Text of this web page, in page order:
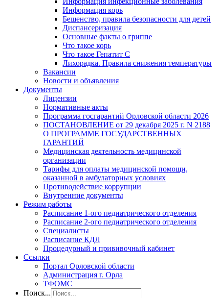
Информация корь
Бешенство, правила безопасности для детей
Диспансеризация
Основные факты о гриппе
Что такое корь
Что такое Гепатит С
Лихорадка. Правила снижения температуры
Вакансии
Новости и объявления
Документы
Лицензии
Нормативные акты
Программа госгарантий Орловской области 2026
ПОСТАНОВЛЕНИЕ от 29 декабря 2025 г. N 2188
О ПРОГРАММЕ ГОСУДАРСТВЕННЫХ
ГАРАНТИЙ
Медицинская деятельность медицинской
организации
Тарифы для оплаты медицинской помощи,
оказанной в амбулаторных условиях
Противодействие коррупции
Внутренние документы
Режим работы
Расписание 1-ого педиатрического отделения
Расписание 2-ого педиатрического отделения
Специалисты
Расписание КДЛ
Процедурный и прививочный кабинет
Ссылки
Портал Орловской области
Администрация г. Орла
ТФОМС
Поиск...